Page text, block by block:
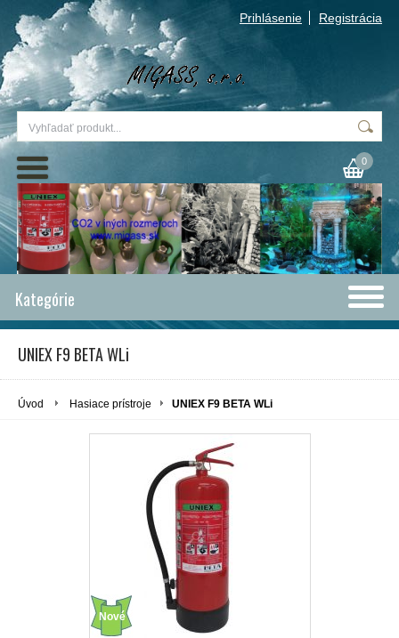
Prihlásenie Registrácia
0
Kategórie
UNIEX F9 BETA WLi
Úvod Hasiace prístroje UNIEX F9 BETA WLi
Nové